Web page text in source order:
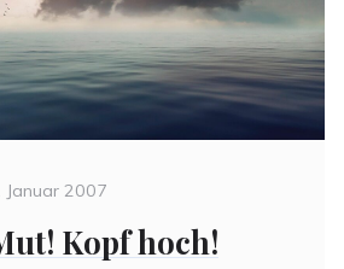
Januar 2007
Kopf hoch!